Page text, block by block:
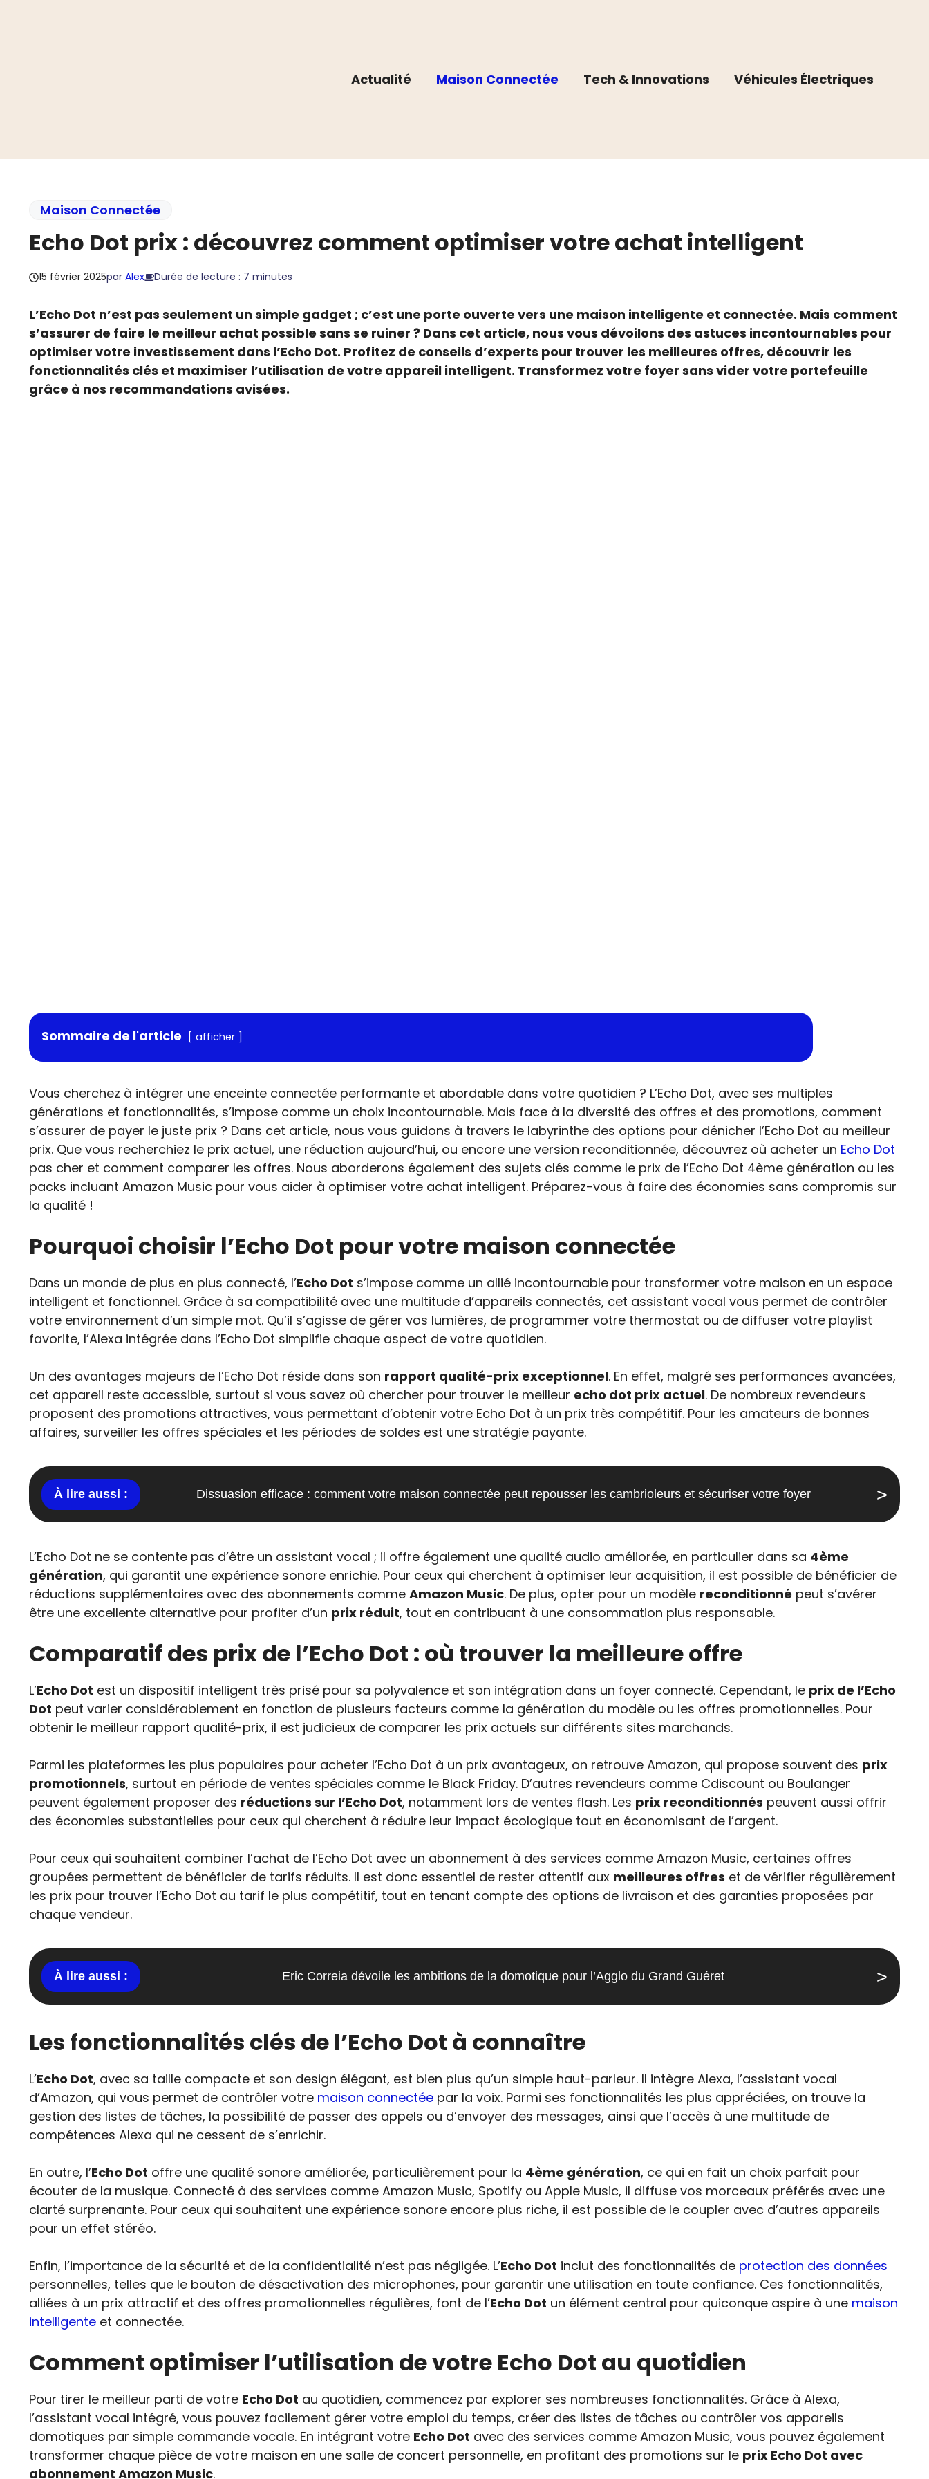
Actualité
Maison Connectée Tech & Innovations Véhicules Électriques
Maison Connectée
Echo Dot prix : découvrez comment optimiser votre achat intelligent
15 février 2025par Alex Durée de lecture : 7 minutes
L’Echo Dot n’est pas seulement un simple gadget ; c’est une porte ouverte vers une maison intelligente et connectée. Mais comment
s’assurer de faire le meilleur achat possible sans se ruiner ? Dans cet article, nous vous dévoilons des astuces incontournables pour
optimiser votre investissement dans l’Echo Dot. Profitez de conseils d’experts pour trouver les meilleures offres, découvrir les
fonctionnalités clés et maximiser l’utilisation de votre appareil intelligent. Transformez votre foyer sans vider votre portefeuille
grâce à nos recommandations avisées.
Sommaire de l'article afficher
Vous cherchez à intégrer une enceinte connectée performante et abordable dans votre quotidien ? L’Echo Dot, avec ses multiples
générations et fonctionnalités, s’impose comme un choix incontournable. Mais face à la diversité des offres et des promotions, comment
s’assurer de payer le juste prix ? Dans cet article, nous vous guidons à travers le labyrinthe des options pour dénicher l’Echo Dot au meilleur
prix. Que vous recherchiez le prix actuel, une réduction aujourd’hui, ou encore une version reconditionnée, découvrez où acheter un Echo Dot
pas cher et comment comparer les offres. Nous aborderons également des sujets clés comme le prix de l’Echo Dot 4ème génération ou les
packs incluant Amazon Music pour vous aider à optimiser votre achat intelligent. Préparez-vous à faire des économies sans compromis sur
la qualité !
Pourquoi choisir l’Echo Dot pour votre maison connectée
Dans un monde de plus en plus connecté, l’Echo Dot s’impose comme un allié incontournable pour transformer votre maison en un espace
intelligent et fonctionnel. Grâce à sa compatibilité avec une multitude d’appareils connectés, cet assistant vocal vous permet de contrôler
votre environnement d’un simple mot. Qu’il s’agisse de gérer vos lumières, de programmer votre thermostat ou de diffuser votre playlist
favorite, l’Alexa intégrée dans l’Echo Dot simplifie chaque aspect de votre quotidien.
Un des avantages majeurs de l’Echo Dot réside dans son rapport qualité-prix exceptionnel. En effet, malgré ses performances avancées,
cet appareil reste accessible, surtout si vous savez où chercher pour trouver le meilleur echo dot prix actuel. De nombreux revendeurs
proposent des promotions attractives, vous permettant d’obtenir votre Echo Dot à un prix très compétitif. Pour les amateurs de bonnes
affaires, surveiller les offres spéciales et les périodes de soldes est une stratégie payante.
Dissuasion efficace : comment votre maison connectée peut repousser les cambrioleurs et sécuriser votre foyer
L’Echo Dot ne se contente pas d’être un assistant vocal ; il offre également une qualité audio améliorée, en particulier dans sa 4ème
génération, qui garantit une expérience sonore enrichie. Pour ceux qui cherchent à optimiser leur acquisition, il est possible de bénéficier de
réductions supplémentaires avec des abonnements comme Amazon Music. De plus, opter pour un modèle reconditionné peut s’avérer
être une excellente alternative pour profiter d’un prix réduit, tout en contribuant à une consommation plus responsable.
Comparatif des prix de l’Echo Dot : où trouver la meilleure offre
L’Echo Dot est un dispositif intelligent très prisé pour sa polyvalence et son intégration dans un foyer connecté. Cependant, le prix de l’Echo
Dot peut varier considérablement en fonction de plusieurs facteurs comme la génération du modèle ou les offres promotionnelles. Pour
obtenir le meilleur rapport qualité-prix, il est judicieux de comparer les prix actuels sur différents sites marchands.
Parmi les plateformes les plus populaires pour acheter l’Echo Dot à un prix avantageux, on retrouve Amazon, qui propose souvent des prix
promotionnels, surtout en période de ventes spéciales comme le Black Friday. D’autres revendeurs comme Cdiscount ou Boulanger
peuvent également proposer des réductions sur l’Echo Dot, notamment lors de ventes flash. Les prix reconditionnés peuvent aussi offrir
des économies substantielles pour ceux qui cherchent à réduire leur impact écologique tout en économisant de l’argent.
Pour ceux qui souhaitent combiner l’achat de l’Echo Dot avec un abonnement à des services comme Amazon Music, certaines offres
groupées permettent de bénéficier de tarifs réduits. Il est donc essentiel de rester attentif aux meilleures offres et de vérifier régulièrement
les prix pour trouver l’Echo Dot au tarif le plus compétitif, tout en tenant compte des options de livraison et des garanties proposées par
chaque vendeur.
Eric Correia dévoile les ambitions de la domotique pour l’Agglo du Grand Guéret
Les fonctionnalités clés de l’Echo Dot à connaître
L’Echo Dot, avec sa taille compacte et son design élégant, est bien plus qu’un simple haut-parleur. Il intègre Alexa, l’assistant vocal
d’Amazon, qui vous permet de contrôler votre maison connectée par la voix. Parmi ses fonctionnalités les plus appréciées, on trouve la
gestion des listes de tâches, la possibilité de passer des appels ou d’envoyer des messages, ainsi que l’accès à une multitude de
compétences Alexa qui ne cessent de s’enrichir.
En outre, l’Echo Dot offre une qualité sonore améliorée, particulièrement pour la 4ème génération, ce qui en fait un choix parfait pour
écouter de la musique. Connecté à des services comme Amazon Music, Spotify ou Apple Music, il diffuse vos morceaux préférés avec une
clarté surprenante. Pour ceux qui souhaitent une expérience sonore encore plus riche, il est possible de le coupler avec d’autres appareils
pour un effet stéréo.
Enfin, l’importance de la sécurité et de la confidentialité n’est pas négligée. L’Echo Dot inclut des fonctionnalités de protection des données
personnelles, telles que le bouton de désactivation des microphones, pour garantir une utilisation en toute confiance. Ces fonctionnalités,
alliées à un prix attractif et des offres promotionnelles régulières, font de l’Echo Dot un élément central pour quiconque aspire à une maison
intelligente et connectée.
Comment optimiser l’utilisation de votre Echo Dot au quotidien
Pour tirer le meilleur parti de votre Echo Dot au quotidien, commencez par explorer ses nombreuses fonctionnalités. Grâce à Alexa,
l’assistant vocal intégré, vous pouvez facilement gérer votre emploi du temps, créer des listes de tâches ou contrôler vos appareils
domotiques par simple commande vocale. En intégrant votre Echo Dot avec des services comme Amazon Music, vous pouvez également
transformer chaque pièce de votre maison en une salle de concert personnelle, en profitant des promotions sur le prix Echo Dot avec
abonnement Amazon Music.